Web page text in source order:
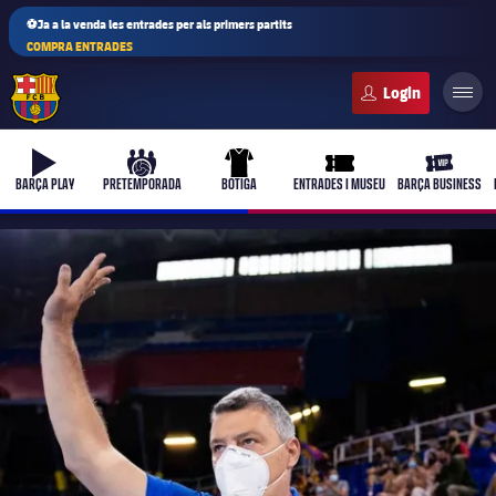
⚽Ja a la venda les entrades per als primers partits
COMPRA ENTRADES
b-play
BARÇA PLAY
culers-ball
PRETEMPORADA
uniform
BOTIGA
ticket-full
ENTRADES I MUSEU
ticket-
BARÇA BUSINESS